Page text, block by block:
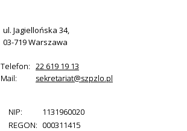
ul. Jagiellońska 34,
03-719 Warszawa
Telefon:
22 619 19 13
Mail:
sekretariat@szpzlo.pl
NIP:
1131960020
REGON: 000311415